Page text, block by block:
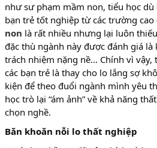
như sư phạm mầm non, tiểu học
bạn trẻ tốt nghiệp từ các trường cao
non là rất nhiều nhưng lại luôn
đặc thù ngành này được đánh giá là
trách nhiệm nặng nề… Chính vì vậy,
các bạn trẻ là thay cho lo lắng sợ
kiện để theo đuổi ngành mình yêu
học trò lại “ám ảnh” về khả năng
chọn nghề.
Băn khoăn nỗi lo thất nghiệp